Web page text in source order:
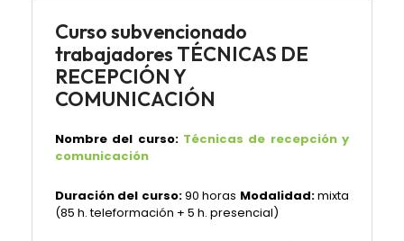
Curso subvencionado
trabajadores TÉCNICAS DE
RECEPCIÓN Y
COMUNICACIÓN
Nombre del curso: Técnicas de recepción y
comunicación
Duración del curso:90 horas Modalidad:mixta
(85 h. teleformación + 5 h. presencial)